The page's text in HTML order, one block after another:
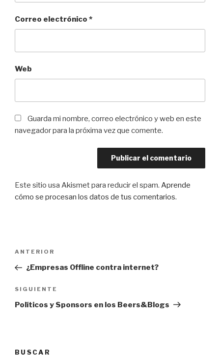
Correo electrónico *
Web
Guarda mi nombre, correo electrónico y web en este
navegador para la próxima vez que comente.
Este sitio usa Akismet para reducir el spam. Aprende
cómo se procesan los datos de tus comentarios.
entradas
Entrada
anterior:
ANTERIOR
¿Empresas Offline contra internet?
Siguiente
entrada
SIGUIENTE
Políticos y Sponsors en los Beers&Blogs
BUSCAR